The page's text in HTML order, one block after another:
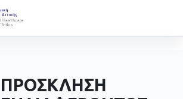
ΠΡΟΣΚΛΗΣΗ